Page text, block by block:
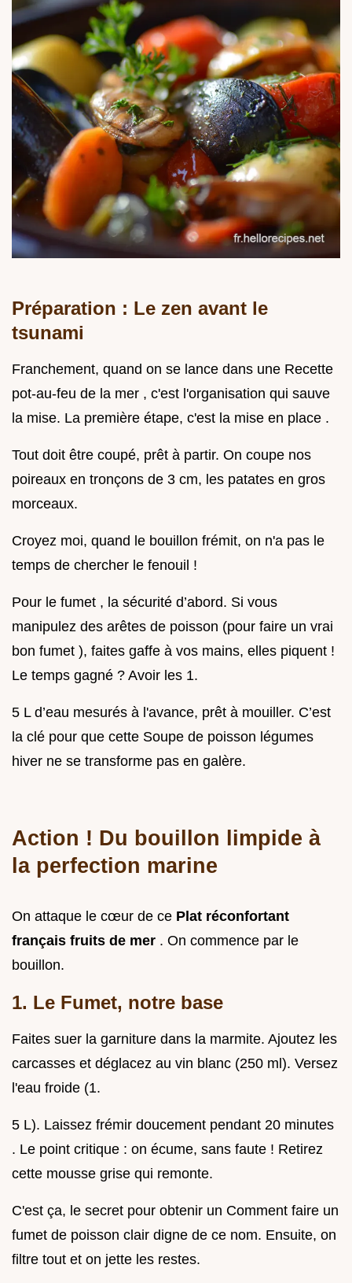
Préparation : Le zen avant le
tsunami
Franchement, quand on se lance dans une Recette
pot-au-feu de la mer , c'est l'organisation qui sauve
la mise. La première étape, c'est la mise en place .
Tout doit être coupé, prêt à partir. On coupe nos
poireaux en tronçons de 3 cm, les patates en gros
morceaux.
Croyez moi, quand le bouillon frémit, on n'a pas le
temps de chercher le fenouil !
Pour le fumet , la sécurité d’abord. Si vous
manipulez des arêtes de poisson (pour faire un vrai
bon fumet ), faites gaffe à vos mains, elles piquent !
Le temps gagné ? Avoir les 1.
5 L d’eau mesurés à l'avance, prêt à mouiller. C’est
la clé pour que cette Soupe de poisson légumes
hiver ne se transforme pas en galère.
Action ! Du bouillon limpide à
la perfection marine
On attaque le cœur de ce Plat réconfortant
français fruits de mer . On commence par le
bouillon.
1. Le Fumet, notre base
Faites suer la garniture dans la marmite. Ajoutez les
carcasses et déglacez au vin blanc (250 ml). Versez
l'eau froide (1.
5 L). Laissez frémir doucement pendant 20 minutes
. Le point critique : on écume, sans faute ! Retirez
cette mousse grise qui remonte.
C'est ça, le secret pour obtenir un Comment faire un
fumet de poisson clair digne de ce nom. Ensuite, on
filtre tout et on jette les restes.